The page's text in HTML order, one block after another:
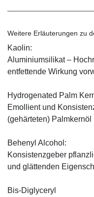
Weitere Erläuterungen zu
Kaolin:
Aluminiumsilikat –
entfettende Wirkung
Hydrogenated Palm
Emollient und
(gehärteten) Palmkernöl
Behenyl Alcohol:
Konsistenzgeber
und glättenden
Bis-Diglyceryl